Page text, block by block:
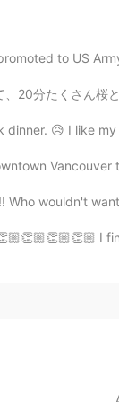
子很实用 谢谢
to US
づいたのは、私桜🌸が本当に好
😥 I like
Vancouver
wouldn't
I finally